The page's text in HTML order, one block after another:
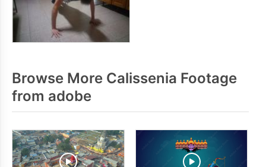
Browse More Calissenia Footage
from adobe